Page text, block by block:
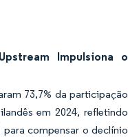
Impulsiona o
73,7% da participação
em 2024, refletindo
compensar o declínio